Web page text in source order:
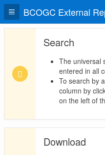
BCOGC External
Search
The universal
entered in all
To search by
column by
on the left of
Download